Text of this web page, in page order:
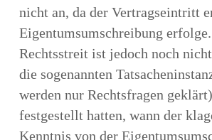
nicht an, da der Vertragseintritt
Eigentumsumschreibung
Rechtsstreit ist jedoch noch
die sogenannten
werden nur Rechtsfragen
festgestellt hatten, wann der
Kenntnis von der